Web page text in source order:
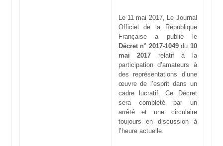
Le 11 mai 2017, Le Journal
Officiel de la République
Française a publié le
Décret n° 2017-1049du 10
mai 2017 relatif à la
participation d’amateurs à
des représentations d’une
œuvre de l’esprit dans un
cadre lucratif. Ce Décret
sera complété par un
arrêté et une circulaire
toujours en discussion à
l’heure actuelle.